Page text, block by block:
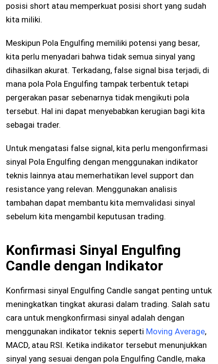
posisi short atau memperkuat posisi short yang sudah
kita miliki.
Meskipun Pola Engulfing memiliki potensi yang besar,
kita perlu menyadari bahwa tidak semua sinyal yang
dihasilkan akurat. Terkadang, false signal bisa terjadi, di
mana pola Pola Engulfing tampak terbentuk tetapi
pergerakan pasar sebenarnya tidak mengikuti pola
tersebut. Hal ini dapat menyebabkan kerugian bagi kita
sebagai trader.
Untuk mengatasi false signal, kita perlu mengonfirmasi
sinyal Pola Engulfing dengan menggunakan indikator
teknis lainnya atau memerhatikan level support dan
resistance yang relevan. Menggunakan analisis
tambahan dapat membantu kita memvalidasi sinyal
sebelum kita mengambil keputusan trading.
Konfirmasi Sinyal Engulfing
Candle dengan Indikator
Konfirmasi sinyal Engulfing Candle sangat penting untuk
meningkatkan tingkat akurasi dalam trading. Salah satu
cara untuk mengkonfirmasi sinyal adalah dengan
menggunakan indikator teknis seperti Moving Average,
MACD, atau RSI. Ketika indikator tersebut menunjukkan
sinyal yang sesuai dengan pola Engulfing Candle, maka